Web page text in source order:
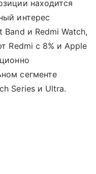
находится
интерес
Band и Redmi Watch,
Redmi с 8% и Apple
сегменте
Series и Ultra.